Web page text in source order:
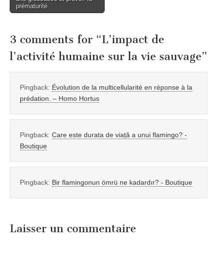
navigation
prématurité
3 comments for “L’impact de
l’activité humaine sur la vie sauvage”
Pingback: Évolution de la multicellularité en réponse à la
prédation. – Homo Hortus
Pingback: Care este durata de viață a unui flamingo? -
Boutique
Pingback: Bir flamingonun ömrü ne kadardır? - Boutique
Laisser un commentaire